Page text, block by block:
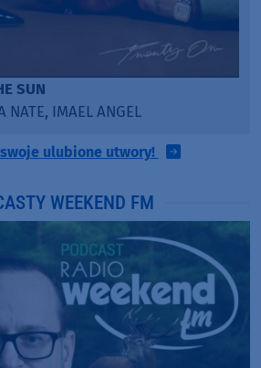
swoje ulubione utwory!
WEEKEND FM